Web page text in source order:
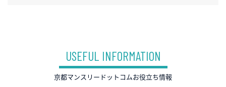
USEFUL INFORMATION
京都マンスリードットコムお役立ち情報